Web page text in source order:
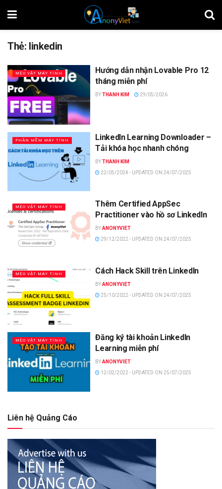
Thẻ: linkedin
MẸO VẶT MÁY TÍNH
Hướng dẫn nhận Lovable Pro 12
tháng miễn phí
BYTHANH KIM 29/05/2026
PHẦN MỀM MÁY TÍNH
LinkedIn Learning Downloader –
Tải khóa học nhanh chóng
BYTHANH KIM
22/05/2024 - UPDATED ON 24/07/2025
MẸO VẶT MÁY TÍNH
Thêm Certified AppSec
Practitioner vào hồ sơ LinkedIn
BYANONYVIET
29/12/2022 - UPDATED ON 24/07/2025
MẸO VẶT MÁY TÍNH Cách Hack Skill trên LinkedIn
BYANONYVIET
25/10/2022 - UPDATED ON 24/07/2025
MẸO VẶT MÁY TÍNH
Đăng ký tài khoản LinkedIn
Learning miễn phí
BYANONYVIET
12/02/2022 - UPDATED ON 25/07/2025
Liên hệ Quảng Cáo